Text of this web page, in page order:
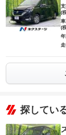
(
(
探してい